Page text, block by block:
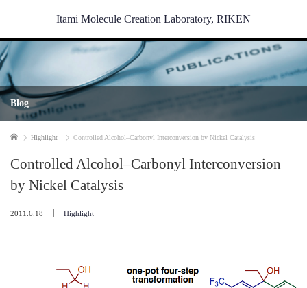
Itami Molecule Creation Laboratory, RIKEN
Blog
Home Highlight Controlled Alcohol–Carbonyl Interconversion by Nickel Catalysis
Controlled Alcohol–Carbonyl Interconversion
by Nickel Catalysis
2011.6.18 Highlight